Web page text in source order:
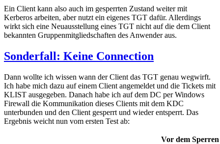
Ein Client kann also auch im gesperrten Zustand weiter mit
Kerberos arbeiten, aber nutzt ein eigenes TGT dafür. Allerdings
wirkt sich eine Neuausstellung eines TGT nicht auf die dem Client
bekannten Gruppenmitgliedschaften des Anwender aus.
Sonderfall: Keine Connection
Dann wollte ich wissen wann der Client das TGT genau wegwirft.
Ich habe mich dazu auf einem Client angemeldet und die Tickets mit
KLIST ausgegeben. Danach habe ich auf dem DC per Windows
Firewall die Kommunikation dieses Clients mit dem KDC
unterbunden und den Client gesperrt und wieder entsperrt. Das
Ergebnis weicht nun vom ersten Test ab:
Vor dem Sperren